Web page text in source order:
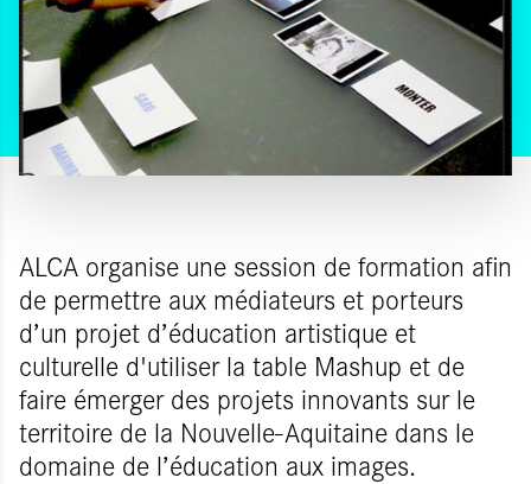
ALCA organise une session de formation afin
de permettre aux médiateurs et porteurs
d’un projet d’éducation artistique et
culturelle d'utiliser la table Mashup et de
faire émerger des projets innovants sur le
territoire de la Nouvelle-Aquitaine dans le
domaine de l’éducation aux images.